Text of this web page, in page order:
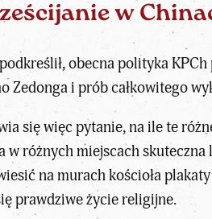
w
obecna polityka
Zedonga i prób całkowitego
się więc pytanie, na ile te
w różnych miejscach skuteczna
na murach kościoła
prawdziwe życie religijne.